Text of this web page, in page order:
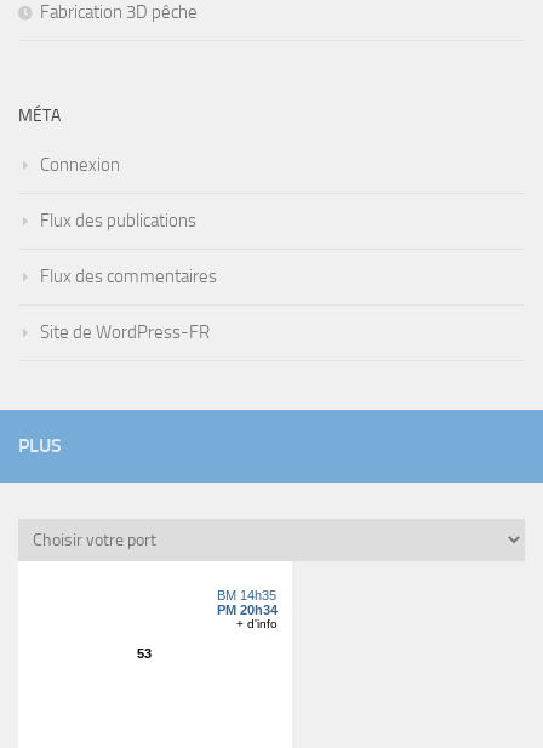
Fabrication 3D pêche
MÉTA
Connexion
Flux des publications
Flux des commentaires
Site de WordPress-FR
PLUS